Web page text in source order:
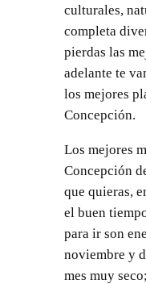
culturales,
completa
pierdas las
adelante te
los mejores
Concepción.
Los mejores
Concepción
que quieras,
el buen
para ir son
noviembre y
mes muy